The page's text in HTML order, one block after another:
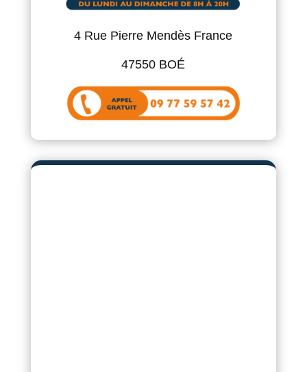
4 Rue Pierre Mendès France
47550 BOÉ